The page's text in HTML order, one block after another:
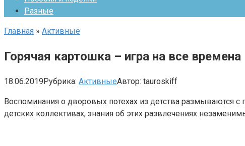
Разные
Главная » Активные
Горячая картошка – игра на все времена
18.06.2019Рубрика: АктивныеАвтор: tauroskiff
Воспоминания о дворовых потехах из детства размываются
детских коллективах, знания об этих развлечениях